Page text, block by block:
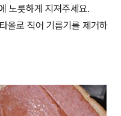
노릇하게 지져주세요.
올로 직어 기름기를 제거하